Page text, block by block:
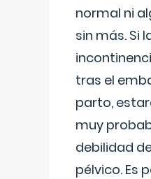
normal ni
sin más. Si
tras el
parto,
muy
debilidad
pélvico. Es